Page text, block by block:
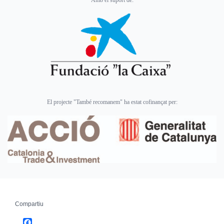
El projecte "També recomanem" ha estat cofinançat per:
Compartiu